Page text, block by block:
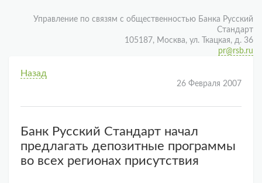
Управление по связям с общественностью Банка Русский
Стандарт
105187, Москва, ул. Ткацкая, д. 36
pr@rsb.ru
Назад
26 Февраля 2007
Банк Русский Стандарт начал
предлагать депозитные программы
во всех регионах присутствия